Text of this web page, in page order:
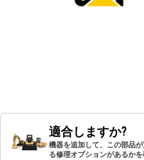
適合しますか?
機器を追加して、この部品
る修理オプションがあるかを